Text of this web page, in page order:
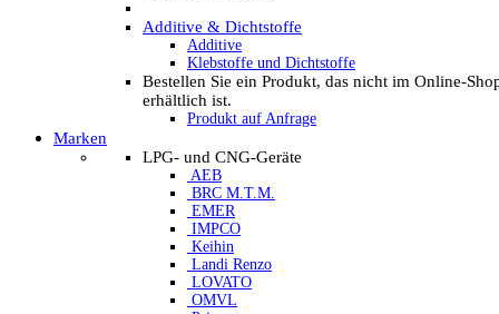
Additive & Dichtstoffe
Additive
Klebstoffe und Dichtstoffe
Bestellen Sie ein Produkt, das nicht im Online-
erhältlich ist.
Produkt auf Anfrage
Marken
LPG- und CNG-Geräte
AEB
BRC M.T.M.
EMER
IMPCO
Keihin
Landi Renzo
LOVATO
OMVL